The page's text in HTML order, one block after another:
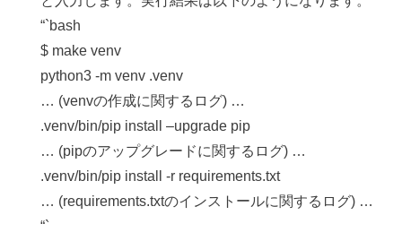
“`bash
$ make venv
python3 -m venv .venv
… (venvの作成に関するログ) …
.venv/bin/pip install –upgrade pip
… (pipのアップグレードに関するログ) …
.venv/bin/pip install -r requirements.txt
… (requirements.txtのインストールに関するログ) …
“`